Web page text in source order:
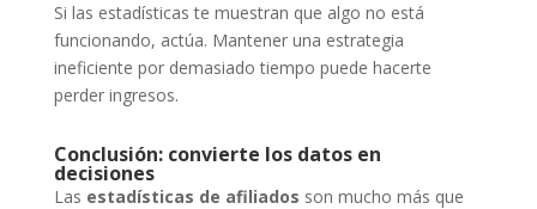
Si las estadísticas te muestran que algo no está
funcionando, actúa. Mantener una estrategia
ineficiente por demasiado tiempo puede hacerte
perder ingresos.
Conclusión: convierte los datos en
decisiones
Las estadísticas de afiliados son mucho más que